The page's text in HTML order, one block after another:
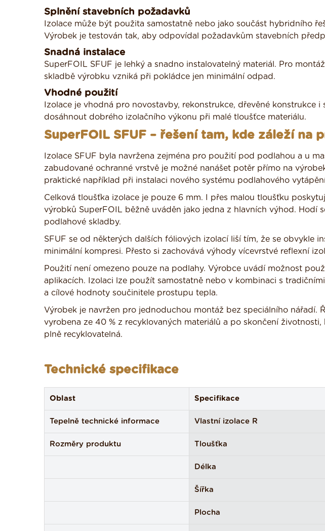
Splnění stavebních požadavků
Izolace může být použita samostatně nebo jako součást hybridního
Výrobek je testován tak, aby odpovídal požadavkům stavebních
Snadná instalace
SuperFOIL SFUF je lehký a snadno instalovatelný materiál. Pro
skladbě výrobku vzniká při pokládce jen minimální odpad.
Vhodné použití
Izolace je vhodná pro novostavby, rekonstrukce, dřevěné konstrukce
dosáhnout dobrého izolačního výkonu při malé tloušťce materiálu.
SuperFOIL SFUF – řešení tam, kde záleží na
Izolace SFUF byla navržena zejména pro použití pod podlahou a u
zabudované ochranné vrstvě je možné nanášet potěr přímo na
praktické například při instalaci nového systému podlahového
Celková tloušťka izolace je pouze 6 mm. I přes malou tloušťku
výrobků SuperFOIL běžně uváděn jako jedna z hlavních výhod. Hodí
podlahové skladby.
SFUF se od některých dalších fóliových izolací liší tím, že se obvykle
minimální kompresi. Přesto si zachovává výhody vícevrstvé reflexní
Použití není omezeno pouze na podlahy. Výrobce uvádí možnost
aplikacích. Izolaci lze použít samostatně nebo v kombinaci s
a cílové hodnoty součinitele prostupu tepla.
Výrobek je navržen pro jednoduchou montáž bez speciálního nářadí.
vyrobena ze 40 % z recyklovaných materiálů a po skončení
plně recyklovatelná.
Technické specifikace
Oblast Specifikace
Tepelně technické informace Vlastní izolace R
Rozměry produktu Tloušťka
Délka
Šířka
Plocha